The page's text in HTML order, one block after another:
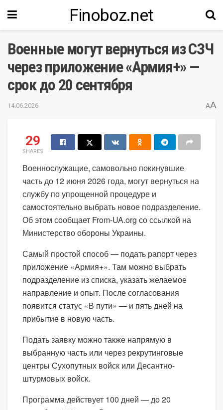
Finoboz.net
Военные могут вернуться из СЗЧ
через приложение «Армия+» —
срок до 20 сентября
14.06.2026 AA
29
SHARES
Военнослужащие, самовольно покинувшие
часть до 12 июня 2026 года, могут вернуться на
службу по упрощенной процедуре и
самостоятельно выбрать новое подразделение.
Об этом сообщает From-UA.org со ссылкой на
Министерство обороны Украины.
Самый простой способ — подать рапорт через
приложение «Армия+». Там можно выбрать
подразделение из списка, указать желаемое
направление и опыт. После согласования
появится статус «В пути» — и пять дней на
прибытие в новую часть.
Подать заявку можно также напрямую в
выбранную часть или через рекрутинговые
центры Сухопутных войск или Десантно-
штурмовых войск.
Программа действует 100 дней — до 20